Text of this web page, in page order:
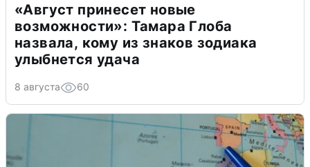
«Август принесет новые
возможности»: Тамара Глоба
назвала, кому из знаков зодиака
улыбнется удача
8 августа 60